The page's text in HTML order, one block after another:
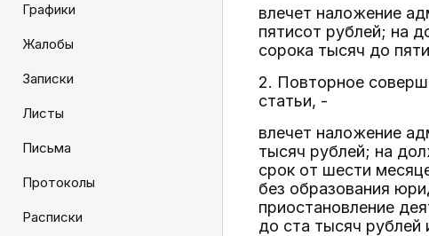
Графики
Жалобы
Записки
Листы
Письма
Протоколы
Расписки
влечет наложение
пятисот рублей; на
сорока тысяч до
2. Повторное
статьи, -
влечет наложение
тысяч рублей; на
срок от шести
без образования
приостановление
до ста тысяч рублей